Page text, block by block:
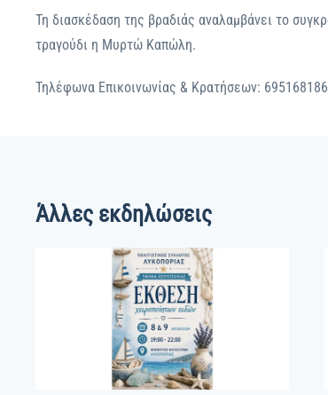
Τη διασκέδαση της βραδιάς αναλαμβάνει το
τραγούδι η Μυρτώ Καπώλη.
Τηλέφωνα Επικοινωνίας & Κρατήσεων:
Άλλες εκδηλώσεις